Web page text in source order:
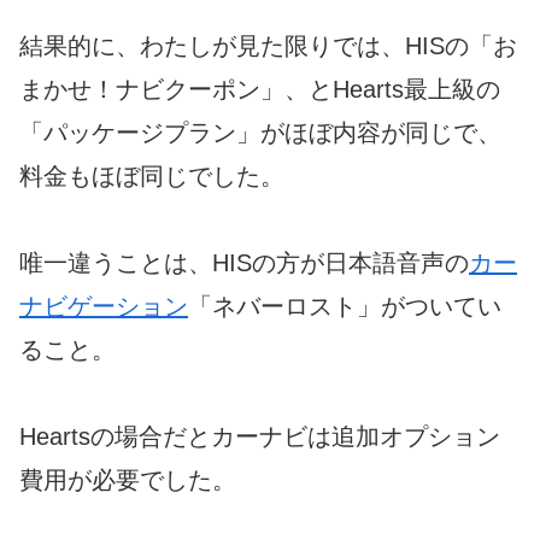
結果的に、わたしが見た限りでは、HISの「お
まかせ！ナビクーポン」、とHearts最上級の
「パッケージプラン」がほぼ内容が同じで、
料金もほぼ同じでした。
唯一違うことは、HISの方が日本語音声のカー
ナビゲーション 「ネバーロスト」がついてい
ること。
Heartsの場合だとカーナビは追加オプション
費用が必要でした。